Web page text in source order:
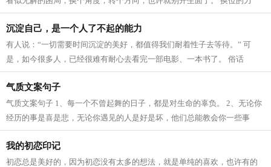
量，远比你想象要大得多。 换位，是...
沉淀自己，是一个人了不起的能力
有人说：“一切需要时间沉淀的美好，都值得我们耐着性子去等待。” 可
是，如今很多人，已经很难有耐心去看完一部电影、一本书了。 俗话
说：“心浮气躁者，一事无成。” 一个人...
气质文案句子
气质文案句子 1、每一个不曾起舞的日子，都是对生命的辜负。 2、无论你
经历的事是喜是悲，无论你遇见的人是好是坏，他们总能教会你一些事
理，然后助你成为一个更好的人。每个人...
我的初恋印记
初恋总是美好的，因为初恋没有太多的想法，就是单纯的喜欢，也许有的